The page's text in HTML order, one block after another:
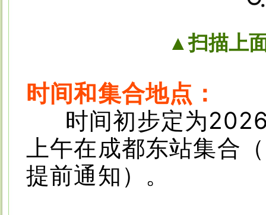
▲扫描上
时间和集合地点：
时间初步定为
上午在成都东站集合 （
提前通知 ） 。